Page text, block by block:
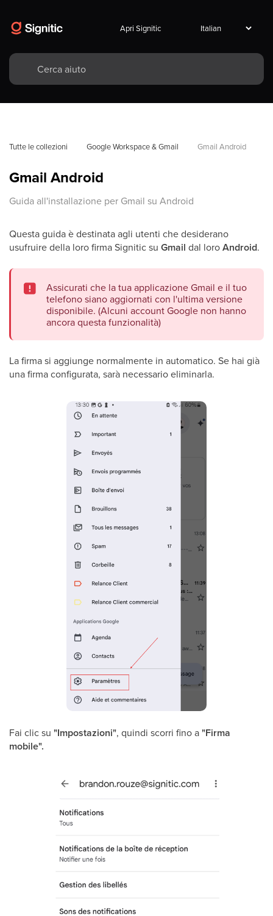
Apri Signitic
Tutte le collezioni Google Workspace & Gmail Gmail Android
Gmail Android
Guida all'installazione per Gmail su Android
Questa guida è destinata agli utenti che desiderano
usufruire della loro firma Signitic su Gmail dal loroAndroid.
Assicurati che la tua applicazione Gmail e il tuo
telefono siano aggiornati con l'ultima versione
disponibile. (Alcuni account Google non hanno
ancora questa funzionalità)
La firma si aggiunge normalmente in automatico. Se hai già
una firma configurata, sarà necessario eliminarla.
Fai clic su "Impostazioni", quindi scorri fino a"Firma
mobile".